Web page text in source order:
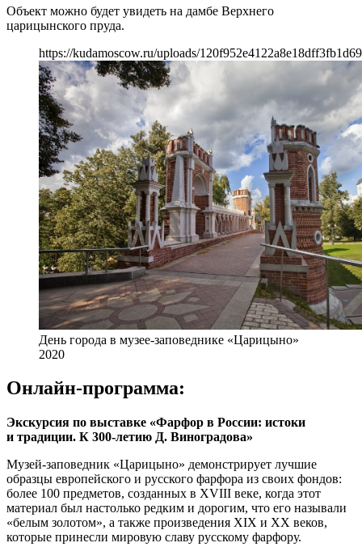
Объект можно будет увидеть на дамбе Верхнего
царицынского пруда.
https://kudamoscow.ru/uploads/
День города в музее-заповеднике «Царицыно»
2020
Онлайн-программа:
Экскурсия по выставке «Фарфор в России: истоки
и традиции. К 300-летию Д. Виноградова»
Музей-заповедник «Царицыно» демонстрирует лучшие
образцы европейского и русского фарфора из своих фондов:
более 100 предметов, созданных в XVIII веке, когда этот
материал был настолько редким и дорогим, что его называли
«белым золотом», а также произведения XIX и XX веков,
которые принесли мировую славу русскому фарфору.